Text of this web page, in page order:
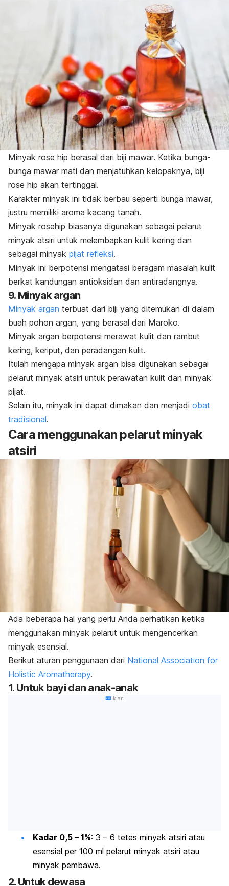
Minyak rose hip berasal dari biji mawar. Ketika bunga-
bunga mawar mati dan menjatuhkan kelopaknya, biji
rose hip akan tertinggal.
Karakter minyak ini tidak berbau seperti bunga mawar,
justru memiliki aroma kacang tanah.
Minyak rosehip biasanya digunakan sebagai pelarut
minyak atsiri untuk melembapkan kulit kering dan
sebagai minyak pijat refleksi.
Minyak ini berpotensi mengatasi beragam masalah kulit
berkat kandungan antioksidan dan antiradangnya.
9. Minyak argan
Minyak argan terbuat dari biji yang ditemukan di dalam
buah pohon argan, yang berasal dari Maroko.
Minyak argan berpotensi merawat kulit dan rambut
kering, keriput, dan peradangan kulit.
Itulah mengapa minyak argan bisa digunakan sebagai
pelarut minyak atsiri untuk perawatan kulit dan minyak
pijat.
Selain itu, minyak ini dapat dimakan dan menjadi obat
tradisional.
Cara menggunakan pelarut minyak
atsiri
Ada beberapa hal yang perlu Anda perhatikan ketika
menggunakan minyak pelarut untuk mengencerkan
minyak esensial.
Berikut aturan penggunaan dari National Association for
Holistic Aromatherapy.
1. Untuk bayi dan anak-anak
Iklan
Kadar 0,5 – 1%: 3 – 6 tetes minyak atsiri atau
esensial per 100 ml pelarut minyak atsiri atau
minyak pembawa.
2. Untuk dewasa